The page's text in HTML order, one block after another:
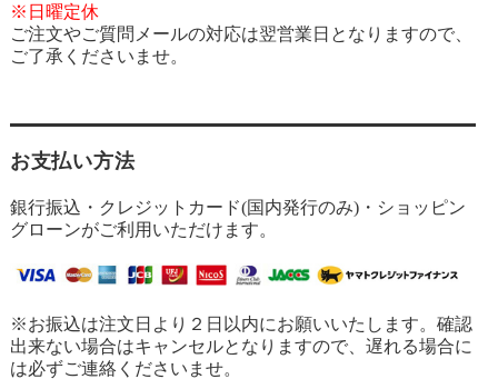
※日曜定休
ご注文やご質問メールの対応は翌営業日となりますので、
ご了承くださいませ。
お支払い方法
銀行振込・クレジットカード(国内発行のみ)・ショッピン
グローンがご利用いただけます。
※お振込は注文日より２日以内にお願いいたします。確認
出来ない場合はキャンセルとなりますので、遅れる場合に
は必ずご連絡くださいませ。